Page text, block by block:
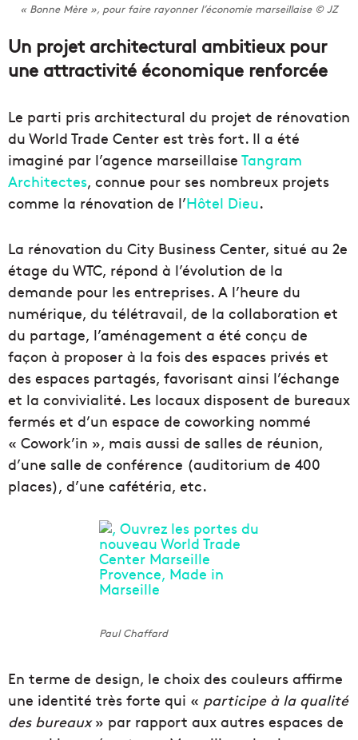
« Bonne Mère », pour faire rayonner l’économie marseillaise © JZ
Un projet architectural ambitieux pour
une attractivité économique renforcée
Le parti pris architectural du projet de rénovation
du World Trade Center est très fort. Il a été
imaginé par l’agence marseillaise Tangram
Architectes, connue pour ses nombreux projets
comme la rénovation de l’Hôtel Dieu.
La rénovation du City Business Center, situé au 2e
étage du WTC, répond à l’évolution de la
demande pour les entreprises. A l’heure du
numérique, du télétravail, de la collaboration et
du partage, l’aménagement a été conçu de
façon à proposer à la fois des espaces privés et
des espaces partagés, favorisant ainsi l’échange
et la convivialité. Les locaux disposent de bureaux
fermés et d’un espace de coworking nommé
« Cowork’in », mais aussi de salles de réunion,
d’une salle de conférence (auditorium de 400
places), d’une cafétéria, etc.
Paul Chaffard
En terme de design, le choix des couleurs affirme
une identité très forte qui « participe à la qualité
des bureaux» par rapport aux autres espaces de